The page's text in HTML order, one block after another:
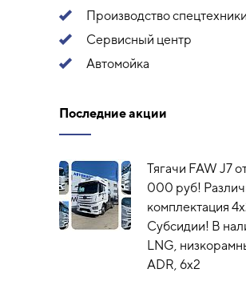
Производство спецтехники
Сервисный центр
Автомойка
Последние акции
Тягачи FAW J7
000 руб!
комплектация
Субсидии! В
LNG,
ADR, 6x2